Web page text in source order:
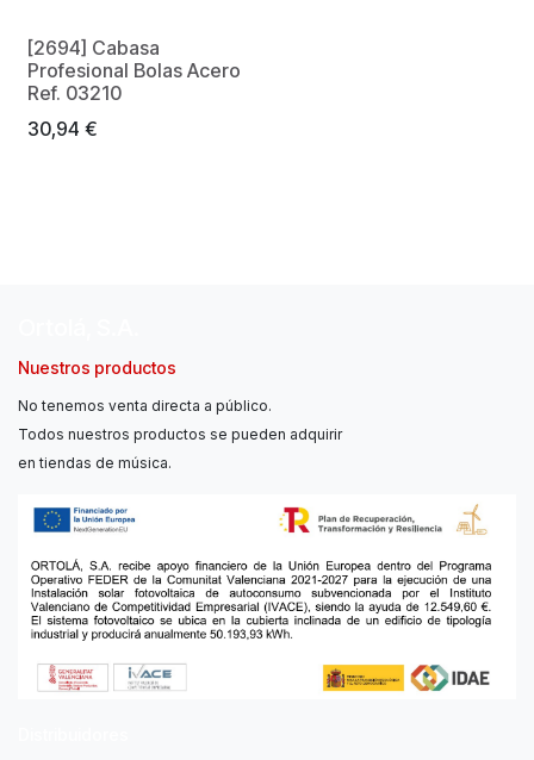
[2694] Cabasa
Profesional Bolas Acero
Ref. 03210
30,94 €
Nuestros productos
No tenemos venta directa a público.
Todos nuestros productos se pueden adquirir
en tiendas de música.